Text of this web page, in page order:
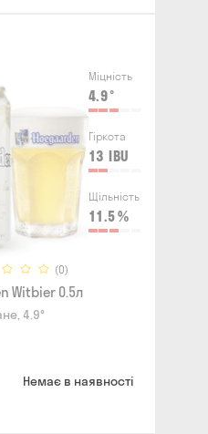
Міцність
4.9°
Гіркота
13 IBU
Щільність
11.5%
(0)
Witbier 0.5л
4.9°
Немає в наявності